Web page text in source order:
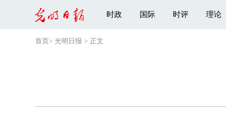
时政 国际 时评 理论
首页 > 光明日报 > 正文